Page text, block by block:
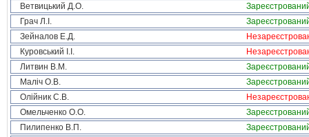
Ветвицький Д.О.
Грач Л.І.
Зейналов Е.Д.
Куровський І.І.
Литвин В.М.
Маліч О.В.
Олійник С.В.
Омельченко О.О.
Пилипенко В.П.